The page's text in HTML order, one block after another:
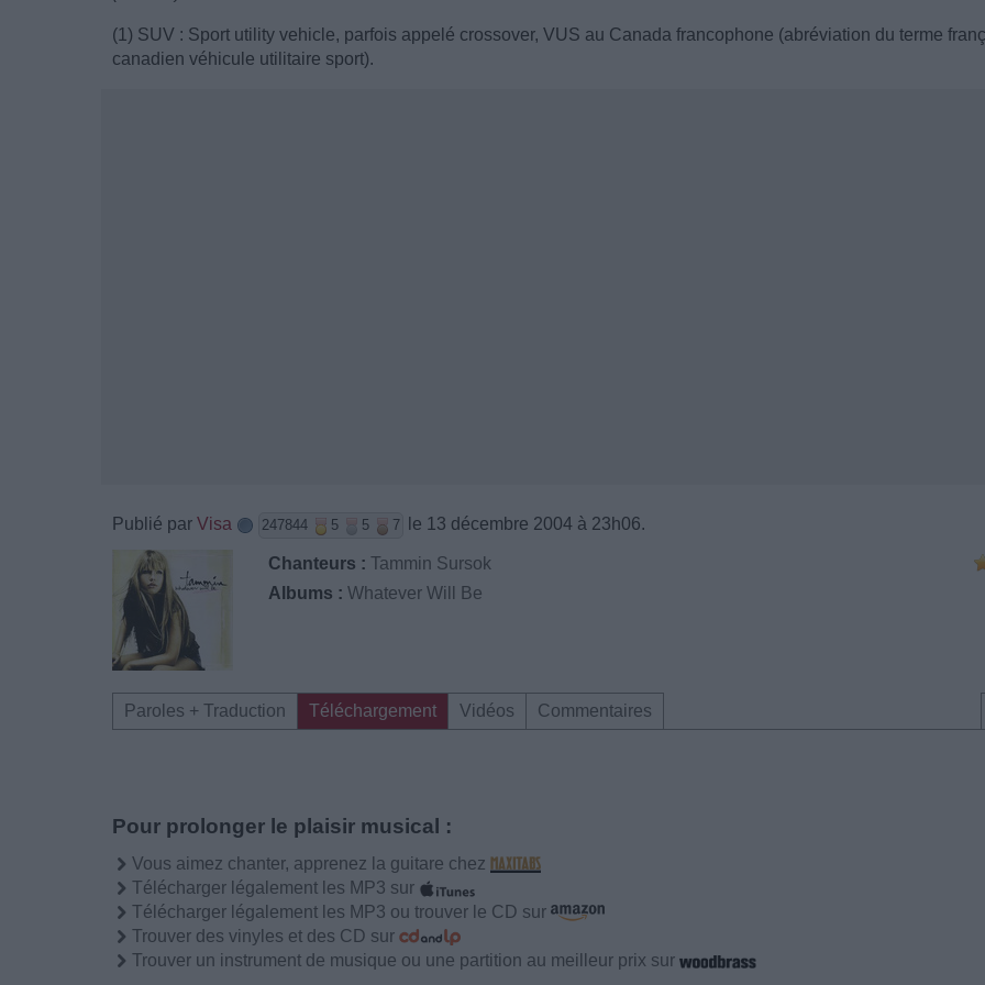
(1) SUV : Sport utility vehicle, parfois appelé crossover, VUS au Canada francophone (abréviation du terme
canadien véhicule utilitaire sport).
Publié par Visa 247844 5 5 7 le 13 décembre 2004 à 23h06.
Chanteurs : Tammin Sursok
Albums : Whatever Will Be
Paroles + Traduction Téléchargement Vidéos Commentaires
Pour prolonger le plaisir musical :
Vous aimez chanter, apprenez la guitare chez
Télécharger légalement les MP3 sur
Télécharger légalement les MP3 ou trouver le CD sur
Trouver des vinyles et des CD sur
Trouver un instrument de musique ou une partition au meilleur prix sur